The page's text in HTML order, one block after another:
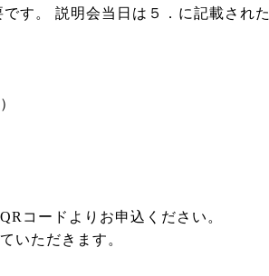
す。 説明会当日は５．に記載された
コードよりお申込ください。
いただきます。